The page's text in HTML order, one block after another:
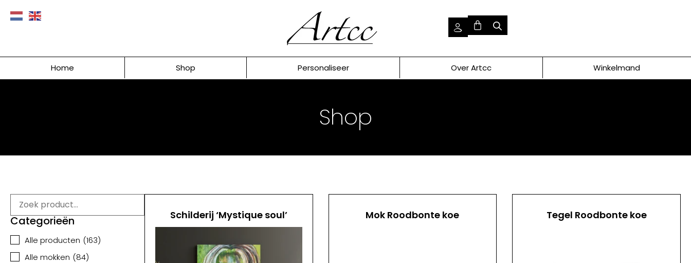
Home Shop Personaliseer Over Artcc Winkelmand
Shop
Categorieën
Alle producten (163)
Alle mokken (84)
Schilderij ‘Mystique soul’ Mok Roodbonte koe Tegel Roodbonte koe